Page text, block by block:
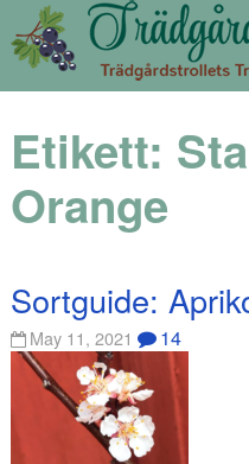
Etikett:
Orange
Sortguide:
May 11, 2021 14